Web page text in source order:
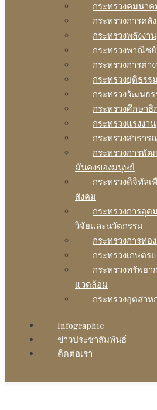
กระทรวงคมนาค
กระทรวงการคลัง
กระทรวงพลังงาน
กระทรวงพาณิชย์
กระทรวงการต่า
กระทรวงยุติธรรม
กระทรวงวัฒนธร
กระทรวงศึกษาธิ
กระทรวงแรงงาน
กระทรวงสาธาร
กระทรวงการพั
มันคงของมนุษย์
กระทรวงดิจิทัลเ
สังคม
กระทรวงการอุ
วิจัยและนวัตกรรม
กระทรวงการท่อ
กระทรวงเกษต
กระทรวงทรัพย
แวดล้อม
กระทรวงอุตสาห
Infographic
ข่าวประชาสัมพันธ์
ติดต่อเรา